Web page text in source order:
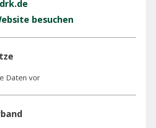
besuchen
Daten vor